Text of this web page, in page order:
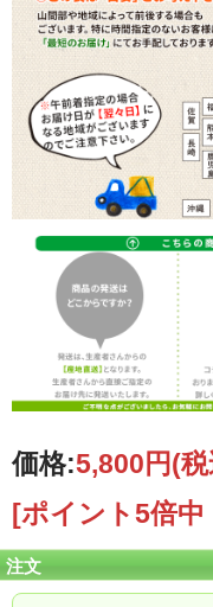
価格:5,800円(
[ポイント5倍
注文